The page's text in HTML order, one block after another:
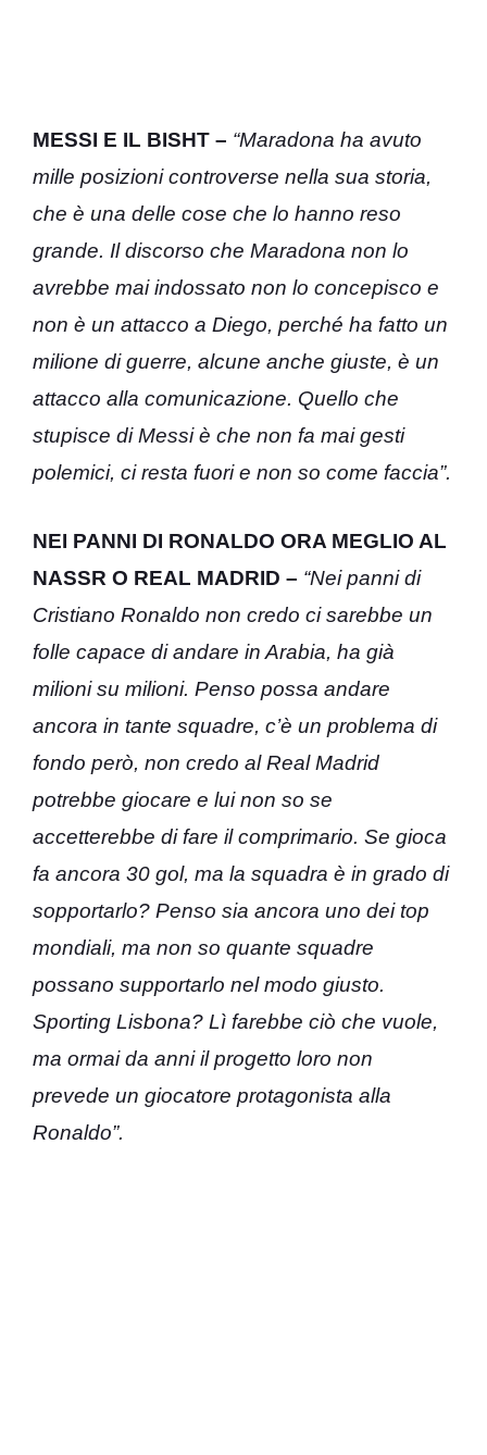
MESSI E IL BISHT – “Maradona ha avuto
mille posizioni controverse nella sua storia,
che è una delle cose che lo hanno reso
grande. Il discorso che Maradona non lo
avrebbe mai indossato non lo concepisco e
non è un attacco a Diego, perché ha fatto un
milione di guerre, alcune anche giuste, è un
attacco alla comunicazione. Quello che
stupisce di Messi è che non fa mai gesti
polemici, ci resta fuori e non so come faccia”.
NEI PANNI DI RONALDO ORA MEGLIO AL
NASSR O REAL MADRID – “Nei panni di
Cristiano Ronaldo non credo ci sarebbe un
folle capace di andare in Arabia, ha già
milioni su milioni. Penso possa andare
ancora in tante squadre, c’è un problema di
fondo però, non credo al Real Madrid
potrebbe giocare e lui non so se
accetterebbe di fare il comprimario. Se gioca
fa ancora 30 gol, ma la squadra è in grado di
sopportarlo? Penso sia ancora uno dei top
mondiali, ma non so quante squadre
possano supportarlo nel modo giusto.
Sporting Lisbona? Lì farebbe ciò che vuole,
ma ormai da anni il progetto loro non
prevede un giocatore protagonista alla
Ronaldo”.